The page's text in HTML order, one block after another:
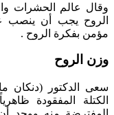
وقال عالم الحشرات
الروح يجب أن ينصب
مؤمن بفكرة الروح .
وزن الروح
سعى الدكتور (دنكان
الكتلة المفقودة